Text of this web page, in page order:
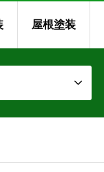
屋根塗装